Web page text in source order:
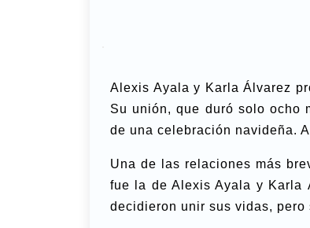
Alexis Ayala y Karla Álvarez
Su unión, que duró solo ocho
de una celebración navideña.
Una de las relaciones más
fue la de Alexis Ayala y Karla
decidieron unir sus vidas, pero